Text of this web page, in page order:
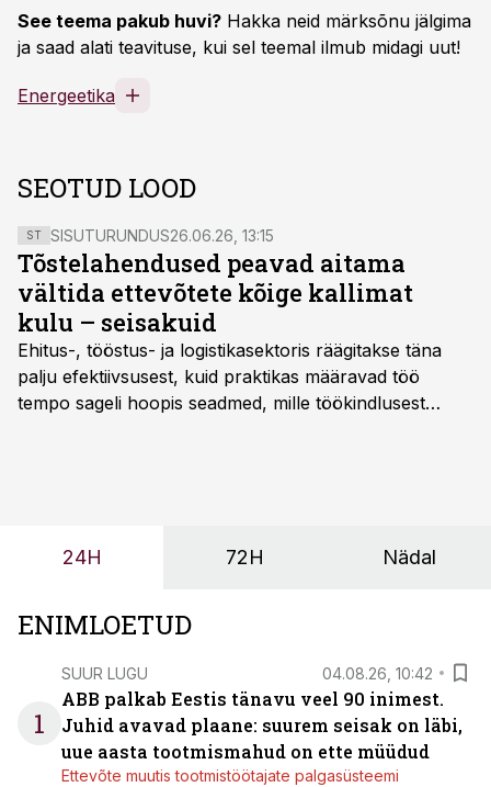
See teema pakub huvi? Hakka neid märksõnu jälgima
ja saad alati teavituse, kui sel teemal ilmub midagi uut!
Energeetika
SEOTUD LOOD
ST SISUTURUNDUS26.06.26, 13:15
Tõstelahendused peavad aitama
vältida ettevõtete kõige kallimat
kulu – seisakuid
Ehitus-, tööstus- ja logistikasektoris räägitakse täna
palju efektiivsusest, kuid praktikas määravad töö
tempo sageli hoopis seadmed, mille töökindlusest
24H 72H Nädal
ENIMLOETUD
1
SUUR LUGU 04.08.26, 10:42
ABB palkab Eestis tänavu veel 90 inimest.
Juhid avavad plaane: suurem seisak on läbi,
uue aasta tootmismahud on ette müüdud
Ettevõte muutis tootmistöötajate palgasüsteemi